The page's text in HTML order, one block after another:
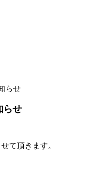
らせ
らせ
て頂きます。